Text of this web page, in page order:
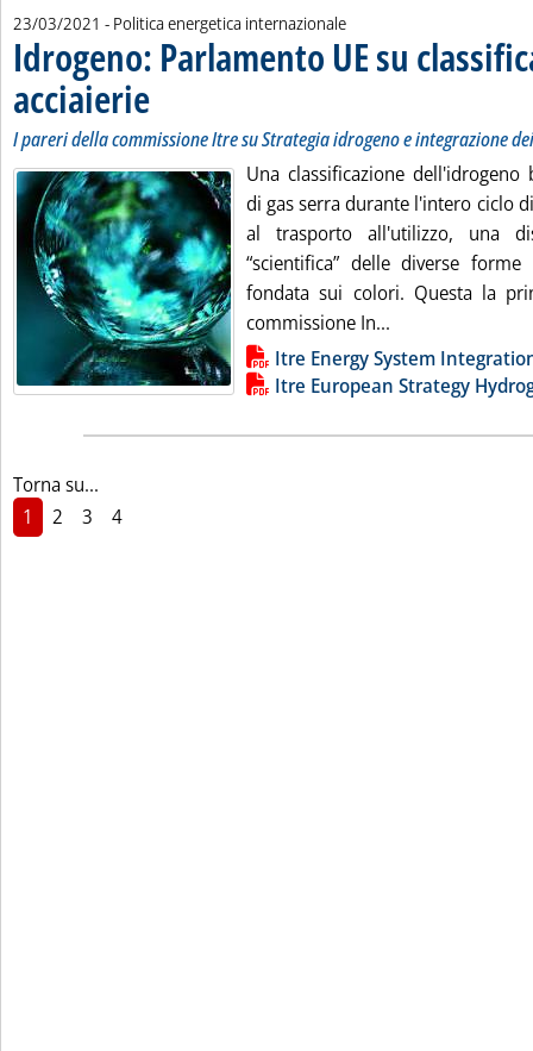
23/03/2021 - Politica energetica internazionale
Idrogeno: Parlamento UE su
acciaierie
I pareri della commissione Itre su Strategia idrogeno e integrazione
Una classificazione dell'idrogeno
di gas serra durante l'intero ciclo
al trasporto all'utilizzo, una
“scientifica” delle diverse
fondata sui colori. Questa la
commissione In...
Lista allegati PDF alla notiziaItre Energy System
Itre European Strategy
Torna su...
1
2 3 4